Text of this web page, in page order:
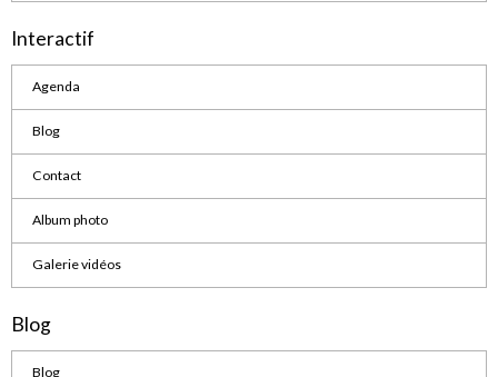
Interactif
Agenda
Blog
Contact
Album photo
Galerie vidéos
Blog
Blog